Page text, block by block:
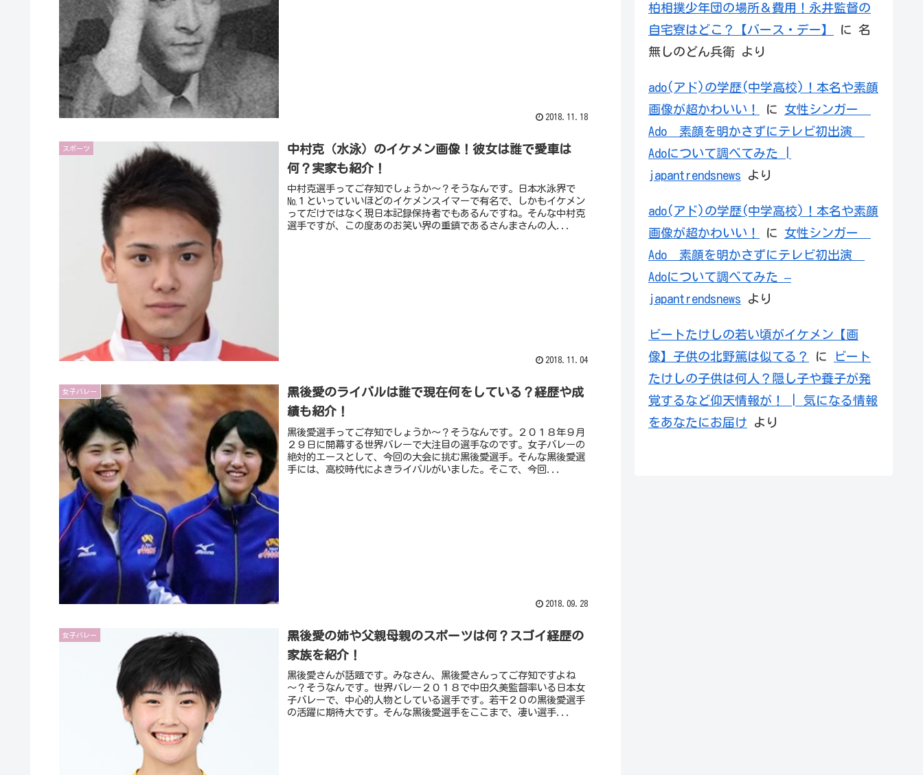
2018.11.18
スポーツ
中村克（水泳）のイケメン画像！彼女は誰で愛車は
何？実家も紹介！
中村克選手ってご存知でしょうか～？そうなんです。日本水泳界で
№１といっていいほどのイケメンスイマーで有名で、しかもイケメン
ってだけではなく現日本記録保持者でもあるんですね。そんな中村克
選手ですが、この度あのお笑い界の重鎮であるさんまさんの人...
2018.11.04
女子バレー
黒後愛のライバルは誰で現在何をしている？経歴や成
績も紹介！
黒後愛選手ってご存知でしょうか～？そうなんです。２０１８年９月
２９日に開幕する世界バレーで大注目の選手なのです。女子バレーの
絶対的エースとして、今回の大会に挑む黒後愛選手。そんな黒後愛選
手には、高校時代によきライバルがいました。そこで、今回...
2018.09.28
女子バレー
黒後愛の姉や父親母親のスポーツは何？スゴイ経歴の
家族を紹介！
黒後愛さんが話題です。みなさん、黒後愛さんってご存知ですよね
～？そうなんです。世界バレー２０１８で中田久美監督率いる日本女
子バレーで、中心的人物としている選手です。若干２０の黒後愛選手
の活躍に期待大です。そんな黒後愛選手をここまで、凄い選手...
柏相撲少年団の場所＆費用！永井監督の
自宅寮はどこ？【バース・デー】
に 名
無しのどん兵衛 より
ado(アド)の学歴(中学高校)！本名や素顔
画像が超かわいい！
に 女性シンガー
Ado 素顔を明かさずにテレビ初出演
Adoについて調べてみた |
japantrendsnews より
ado(アド)の学歴(中学高校)！本名や素顔
画像が超かわいい！
に 女性シンガー
Ado 素顔を明かさずにテレビ初出演
Adoについて調べてみた –
japantrendsnews より
ビートたけしの若い頃がイケメン【画
像】子供の北野篤は似てる？
に
ビート
たけしの子供は何人？隠し子や養子が発
覚するなど仰天情報が！ | 気になる情報
をあなたにお届け より